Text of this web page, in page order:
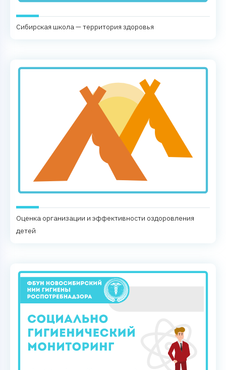
Сибирская школа — территория здоровья
Оценка организации и эффективности оздоровления
детей